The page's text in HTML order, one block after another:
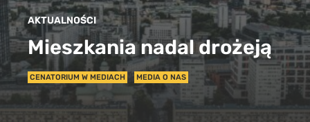
O NAS
AKTUALNOŚCI
KONTAKT
AKTUALNOŚCI
Mieszkania nadal drożeją
CENATORIUM W MEDIACH MEDIA O NAS